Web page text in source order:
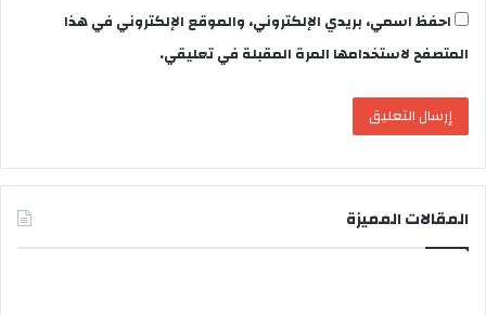
احفظ اسمي، بريدي الإلكتروني، والموقع الإلكتروني في هذا
المتصفح لاستخدامها المرة المقبلة في تعليقي.
المقالات المميزة